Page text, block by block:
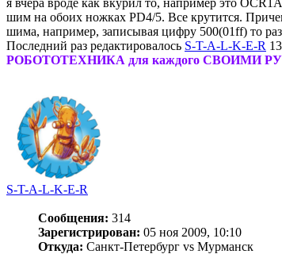
шим на обоих ножках PD4/5. Все крутится.
шима, например, записывая цифру 500(01ff) то
Последний раз редактировалось S-T-A-L-K-E-R
РОБОТОТЕХНИКА для каждого СВОИМИ
S-T-A-L-K-E-R
Сообщения: 314
Зарегистрирован: 05 ноя 2009, 10:10
Откуда: Санкт-Петербург vs Мурманск